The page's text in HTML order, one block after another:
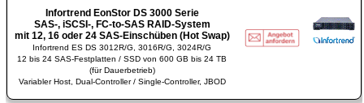
Infortrend EonStor DS 3000 Serie
SAS-, iSCSI-, FC-to-SAS RAID-System
mit 12, 16 oder 24 SAS-Einschüben (Hot Swap)
Infortrend ES DS 3012R/G, 3016R/G, 3024R/G
12 bis 24 SAS-Festplatten / SSD von 600 GB bis 24 TB
(für Dauerbetrieb)
Variabler Host, Dual-Controller / Single-Controller, JBOD